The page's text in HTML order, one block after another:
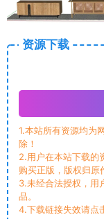
资源下载
1.本站所有资源均为
除！
2.用户在本站下载的
购买正版，版权归原
3.未经合法授权，用
品。
4.下载链接失效请点